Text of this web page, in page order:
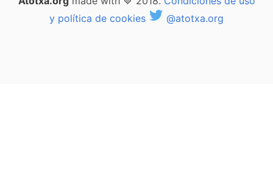
y política de cookies
@atotxa.org